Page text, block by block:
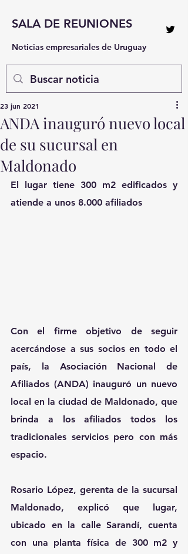
SALA DE REUNIONES
Noticias empresariales de Uruguay
ANDA inauguró nuevo local
de su sucursal en
Maldonado
23 jun 2021
El lugar tiene 300 m2 edificados y
atiende a unos 8.000 afiliados
Con el firme objetivo de seguir
acercándose a sus socios en todo el
país, la Asociación Nacional de
Afiliados (ANDA) inauguró un nuevo
local en la ciudad de Maldonado, que
brinda a los afiliados todos los
tradicionales servicios pero con más
espacio.
Rosario López, gerenta de la sucursal
Maldonado, explicó que lugar,
ubicado en la calle Sarandí, cuenta
con una planta física de 300 m2 y